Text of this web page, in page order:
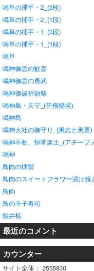
鳴草の捕手・2_(3段)
鳴草の捕手・2_(1段)
鳴草の捕手・1_(3段)
鳴草の捕手・1_(1段)
鳴草
鳴神御霊の歓喜
鳴神御霊の勇武
鳴神御祓祈願祭
鳴神島・天守_(任務秘境)
鳴神島
鳴神大社の御守り_(愚忠と愚勇)
鳴神不動、恒常楽土_(アチーブ
鳴神
鳥肉の燻製
鳥肉のスイートフラワー漬け焼
鳥肉
鳥の玉子寿司
鯨井椛
最近のコメント
カウンター
サイト全体： 2555830